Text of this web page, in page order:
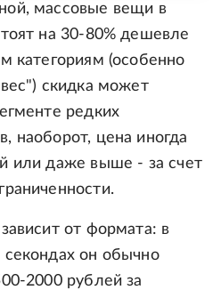
массовые вещи в
на 30-80% дешевле
категориям (особенно
скидка может
редких
наоборот, цена иногда
или даже выше - за счет
от формата: в
секондах он обычно
2000 рублей за